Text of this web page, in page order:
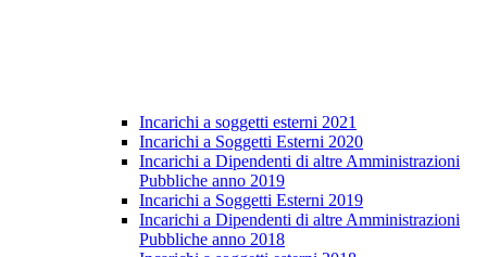
Incarichi a soggetti esterni 2021
Incarichi a Soggetti Esterni 2020
Incarichi a Dipendenti di altre Amministrazioni
Pubbliche anno 2019
Incarichi a Soggetti Esterni 2019
Incarichi a Dipendenti di altre Amministrazioni
Pubbliche anno 2018